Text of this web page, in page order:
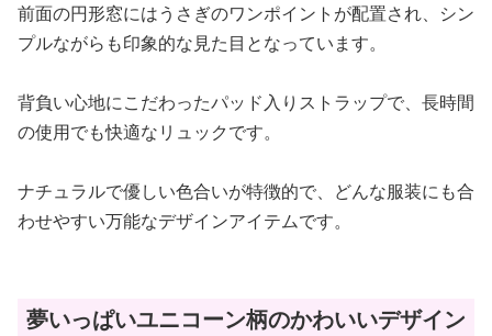
前面の円形窓にはうさぎのワンポイントが配置され、シン
プルながらも印象的な見た目となっています。
背負い心地にこだわったパッド入りストラップで、長時間
の使用でも快適なリュックです。
ナチュラルで優しい色合いが特徴的で、どんな服装にも合
わせやすい万能なデザインアイテムです。
夢いっぱいユニコーン柄のかわいいデザイン